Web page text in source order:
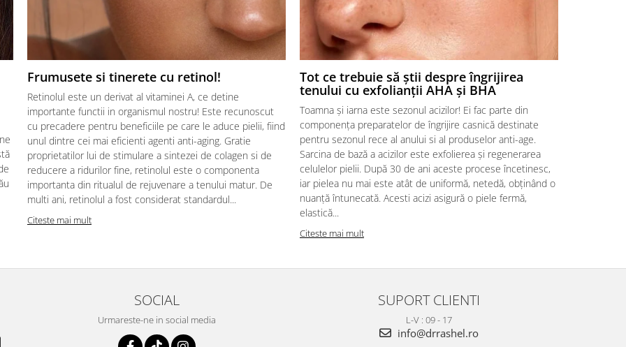
Frumusete si tinerete cu retinol!
Retinolul este un derivat al vitaminei A, ce detine
importante functii in organismul nostru! Este recunoscut
cu precadere pentru beneficiile pe care le aduce pielii, fiind
unul dintre cei mai eficienti agenti anti-aging. Gratie
proprietatilor lui de stimulare a sintezei de colagen si de
reducere a ridurilor fine, retinolul este o componenta
importanta din ritualul de rejuvenare a tenului matur. De
multi ani, retinolul a fost considerat standardul...
Citeste mai mult
Tot ce trebuie să știi despre îngrijirea
tenului cu exfolianții AHA și BHA
Toamna şi iarna este sezonul acizilor! Ei fac parte din
componenţa preparatelor de îngrijire casnică destinate
pentru sezonul rece al anului si al produselor anti-age.
Sarcina de bază a acizilor este exfolierea şi regenerarea
celulelor pielii. După 30 de ani aceste procese încetinesc,
iar pielea nu mai este atât de uniformă, netedă, obţinând o
nuanţă întunecată. Acesti acizi asigură o piele fermă,
elastică...
Citeste mai mult
SOCIAL
Urmareste-ne in social media
SUPORT CLIENTI
L-V : 09 - 17
info@drrashel.ro